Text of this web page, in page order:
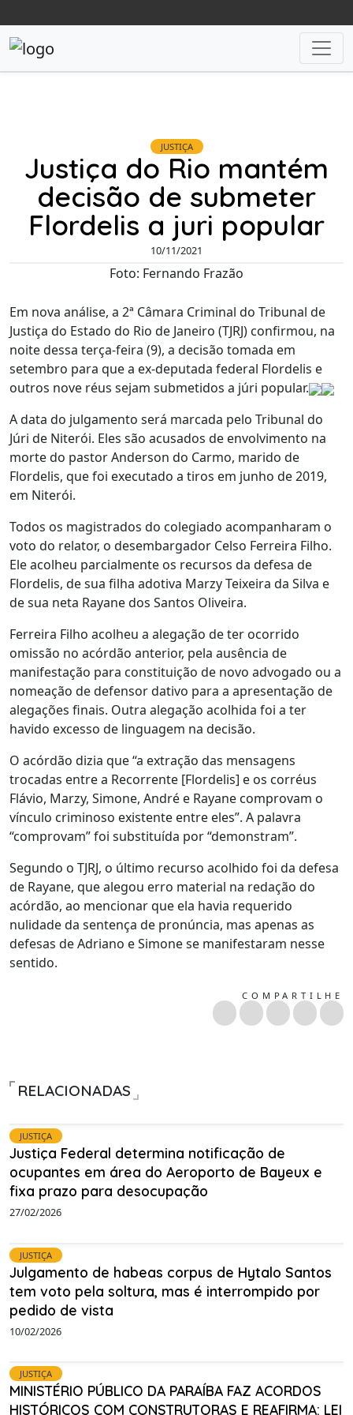
JUSTIÇA
Justiça do Rio mantém
decisão de submeter
Flordelis a juri popular
10/11/2021
Foto: Fernando Frazão
Em nova análise, a 2ª Câmara Criminal do Tribunal de
Justiça do Estado do Rio de Janeiro (TJRJ) confirmou, na
noite dessa terça-feira (9), a decisão tomada em
setembro para que a ex-deputada federal Flordelis e
outros nove réus sejam submetidos a júri popular.
A data do julgamento será marcada pelo Tribunal do
Júri de Niterói. Eles são acusados de envolvimento na
morte do pastor Anderson do Carmo, marido de
Flordelis, que foi executado a tiros em junho de 2019,
em Niterói.
Todos os magistrados do colegiado acompanharam o
voto do relator, o desembargador Celso Ferreira Filho.
Ele acolheu parcialmente os recursos da defesa de
Flordelis, de sua filha adotiva Marzy Teixeira da Silva e
de sua neta Rayane dos Santos Oliveira.
Ferreira Filho acolheu a alegação de ter ocorrido
omissão no acórdão anterior, pela ausência de
manifestação para constituição de novo advogado ou a
nomeação de defensor dativo para a apresentação de
alegações finais. Outra alegação acolhida foi a ter
havido excesso de linguagem na decisão.
O acórdão dizia que “a extração das mensagens
trocadas entre a Recorrente [Flordelis] e os corréus
Flávio, Marzy, Simone, André e Rayane comprovam o
vínculo criminoso existente entre eles”. A palavra
“comprovam” foi substituída por “demonstram”.
Segundo o TJRJ, o último recurso acolhido foi da defesa
de Rayane, que alegou erro material na redação do
acórdão, ao mencionar que ela havia requerido
nulidade da sentença de pronúncia, mas apenas as
defesas de Adriano e Simone se manifestaram nesse
sentido.
COMPARTILHE
RELACIONADAS
JUSTIÇA
Justiça Federal determina notificação de
ocupantes em área do Aeroporto de Bayeux e
fixa prazo para desocupação
27/02/2026
JUSTIÇA
Julgamento de habeas corpus de Hytalo Santos
tem voto pela soltura, mas é interrompido por
pedido de vista
10/02/2026
JUSTIÇA
MINISTÉRIO PÚBLICO DA PARAÍBA FAZ ACORDOS
HISTÓRICOS COM CONSTRUTORAS E REAFIRMA: LEI